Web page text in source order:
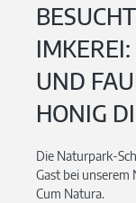
UND
HONIG
Die Naturpark-
Gast bei
Cum Natura.